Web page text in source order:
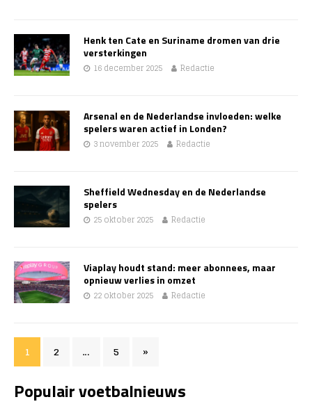
Henk ten Cate en Suriname dromen van drie
versterkingen
16 december 2025 Redactie
Arsenal en de Nederlandse invloeden: welke
spelers waren actief in Londen?
3 november 2025 Redactie
Sheffield Wednesday en de Nederlandse
spelers
25 oktober 2025 Redactie
Viaplay houdt stand: meer abonnees, maar
opnieuw verlies in omzet
22 oktober 2025 Redactie
1 2 … 5 »
Populair voetbalnieuws